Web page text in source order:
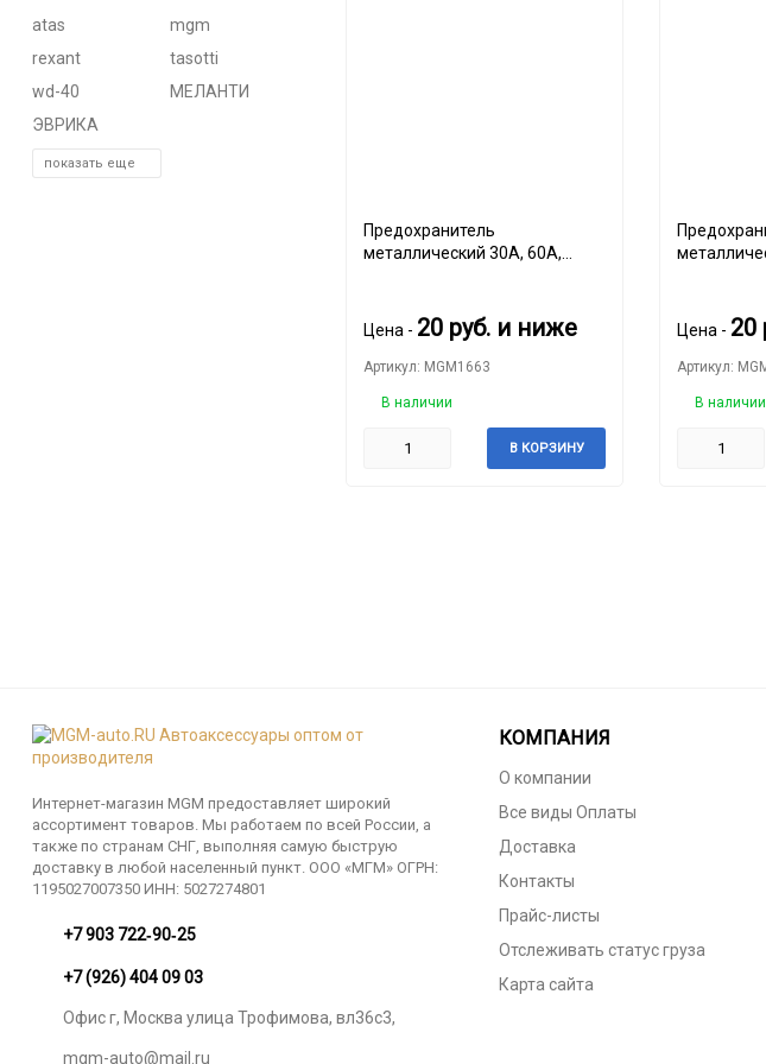
atas
mgm
rexant
tasotti
wd-40
МЕЛАНТИ
ЭВРИКА
показать еще
Предохранитель
металлический 30А, 60А,
Цена - 20 руб. и ниже
Артикул: MGM1663
В наличии
В КОРЗИНУ
Цена - 20
Артикул:
В наличии
Интернет-магазин MGM предоставляет широкий
ассортимент товаров. Мы работаем по всей России, а
также по странам СНГ, выполняя самую быструю
доставку в любой населенный пункт. ООО «МГМ» ОГРН:
1195027007350 ИНН: 5027274801
‪+7 903 722‑90‑25
+7 (926) 404 09 03
Офис г, Москва улица Трофимова, вл36с3,
mgm-auto@mail.ru
КОМПАНИЯ
О компании
Все виды Оплаты
Доставка
Контакты
Прайс-листы
Отслеживать статус груза
Карта сайта